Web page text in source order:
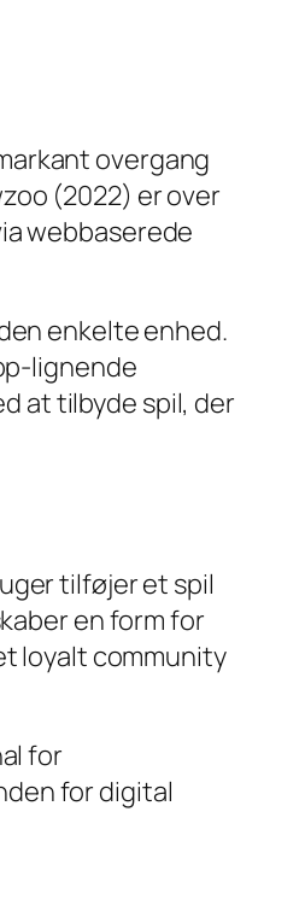
overgang
(2022) er over
webbaserede
enkelte enhed.
lignende
at tilbyde spil, der
tilføjer et spil
en form for
loyalt community
for
for digital